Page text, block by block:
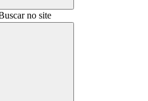
no site